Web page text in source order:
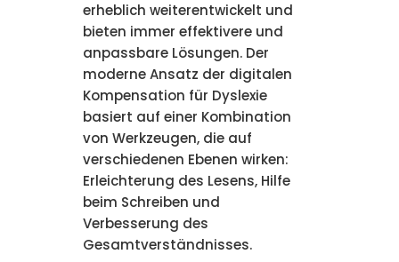
erheblich weiterentwickelt und
bieten immer effektivere und
anpassbare Lösungen. Der
moderne Ansatz der digitalen
Kompensation für Dyslexie
basiert auf einer Kombination
von Werkzeugen, die auf
verschiedenen Ebenen wirken:
Erleichterung des Lesens, Hilfe
beim Schreiben und
Verbesserung des
Gesamtverständnisses.